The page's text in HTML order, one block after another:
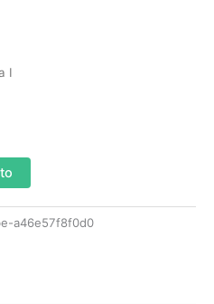
I
a46e57f8f0d0